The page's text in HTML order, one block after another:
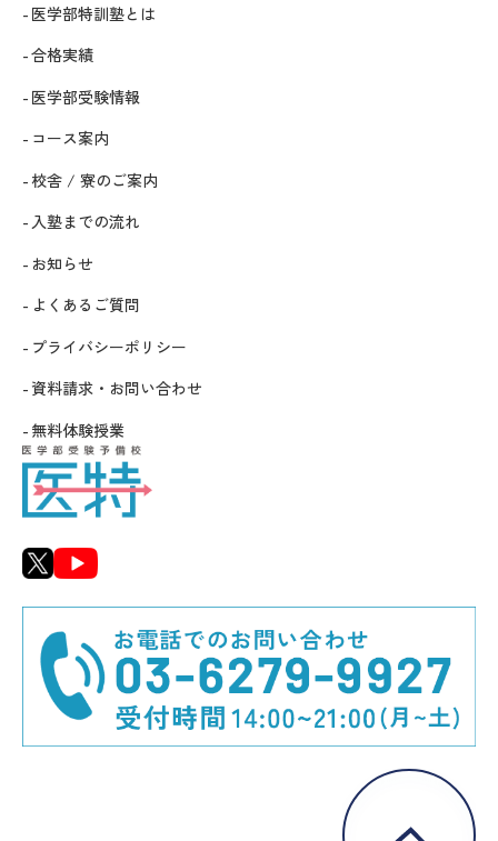
医学部特訓塾とは
合格実績
医学部受験情報
コース案内
校舎 / 寮のご案内
入塾までの流れ
お知らせ
よくあるご質問
プライバシーポリシー
資料請求・お問い合わせ
無料体験授業